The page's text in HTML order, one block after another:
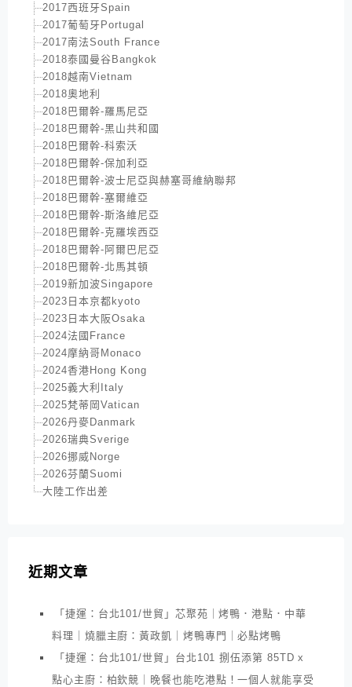
2017西班牙Spain
2017葡萄牙Portugal
2017南法South France
2018泰國曼谷Bangkok
2018越南Vietnam
2018奧地利
2018巴爾幹-羅馬尼亞
2018巴爾幹-黑山共和國
2018巴爾幹-科索沃
2018巴爾幹-保加利亞
2018巴爾幹-波士尼亞與赫塞哥維納聯邦
2018巴爾幹-塞爾維亞
2018巴爾幹-斯洛維尼亞
2018巴爾幹-克羅埃西亞
2018巴爾幹-阿爾巴尼亞
2018巴爾幹-北馬其頓
2019新加波Singapore
2023日本京都kyoto
2023日本大阪Osaka
2024法國France
2024摩納哥Monaco
2024香港Hong Kong
2025義大利Italy
2025梵蒂岡Vatican
2026丹麥Danmark
2026瑞典Sverige
2026挪威Norge
2026芬蘭Suomi
大陸工作出差
近期文章
「捷運：台北101/世貿」芯聚苑｜烤鴨．港點．中華
料理｜燒臘主廚：黃政凱｜烤鴨專門｜必點烤鴨
「捷運：台北101/世貿」台北101 捌伍添第 85TD x
點心主廚：柏欽競｜晚餐也能吃港點！一個人就能享受